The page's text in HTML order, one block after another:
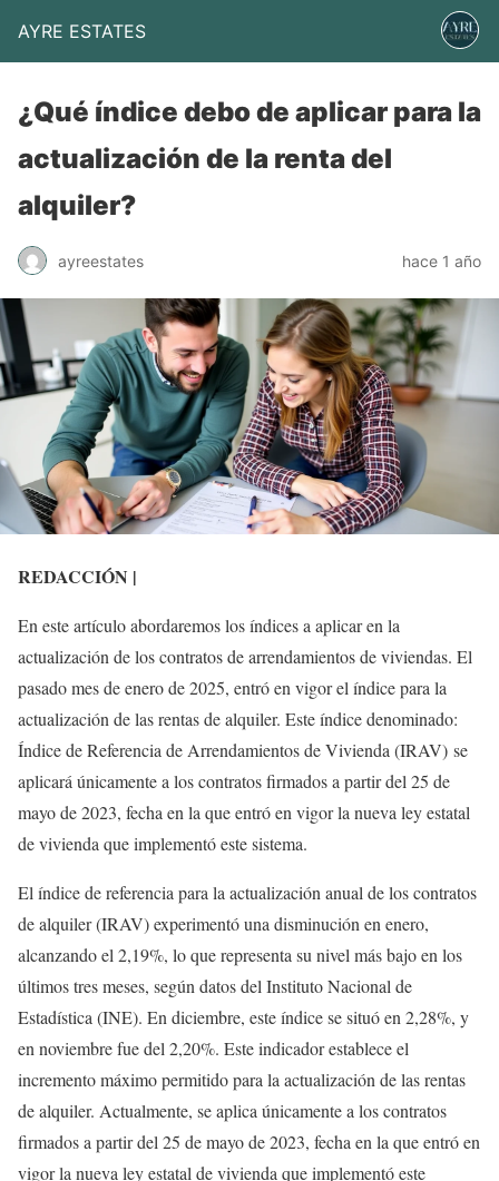
AYRE ESTATES
¿Qué índice debo de aplicar para la
actualización de la renta del
alquiler?
ayreestates hace 1 año
REDACCIÓN |
En este artículo abordaremos los índices a aplicar en la
actualización de los contratos de arrendamientos de viviendas. El
pasado mes de enero de 2025, entró en vigor el índice para la
actualización de las rentas de alquiler. Este índice denominado:
Índice de Referencia de Arrendamientos de Vivienda (IRAV) se
aplicará únicamente a los contratos firmados a partir del 25 de
mayo de 2023, fecha en la que entró en vigor la nueva ley estatal
de vivienda que implementó este sistema.
El índice de referencia para la actualización anual de los contratos
de alquiler (IRAV) experimentó una disminución en enero,
alcanzando el 2,19%, lo que representa su nivel más bajo en los
últimos tres meses, según datos del Instituto Nacional de
Estadística (INE). En diciembre, este índice se situó en 2,28%, y
en noviembre fue del 2,20%. Este indicador establece el
incremento máximo permitido para la actualización de las rentas
de alquiler. Actualmente, se aplica únicamente a los contratos
firmados a partir del 25 de mayo de 2023, fecha en la que entró en
vigor la nueva ley estatal de vivienda que implementó este